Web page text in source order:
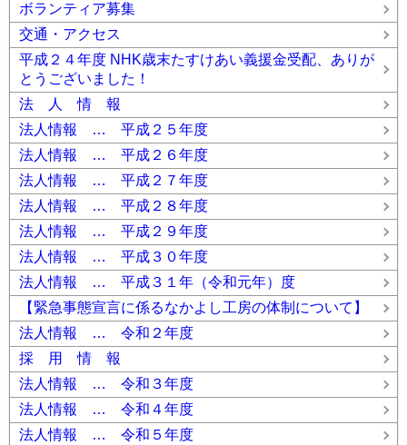
ボランティア募集
交通・アクセス
平成２４年度 NHK歳末たすけあい義援金受配、ありが
とうございました！
法 人 情 報
法人情報 … 平成２５年度
法人情報 … 平成２６年度
法人情報 … 平成２７年度
法人情報 … 平成２８年度
法人情報 … 平成２９年度
法人情報 … 平成３０年度
法人情報 … 平成３１年（令和元年）度
【緊急事態宣言に係るなかよし工房の体制について】
法人情報 … 令和２年度
採 用 情 報
法人情報 … 令和３年度
法人情報 … 令和４年度
法人情報 … 令和５年度